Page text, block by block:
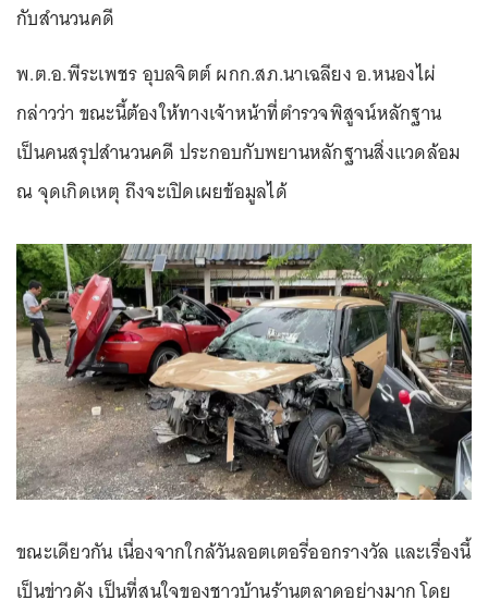
กับสำนวนคดี
พ.ต.อ.พีระเพชร อุบลจิตต์ ผกก.สภ.นาเฉลียง อ.หนองไผ่
กล่าวว่า ขณะนี้ต้องให้ทางเจ้าหน้าที่ตำรวจพิสูจน์หลักฐาน
เป็นคนสรุปสำนวนคดี ประกอบกับพยานหลักฐานสิ่งแวดล้อม
ณ จุดเกิดเหตุ ถึงจะเปิดเผยข้อมูลได้
ขณะเดียวกัน เนื่องจากใกล้วันลอตเตอรี่ออกรางวัล และเรื่องนี้
เป็นข่าวดัง เป็นที่สนใจของชาวบ้านร้านตลาดอย่างมาก โดย